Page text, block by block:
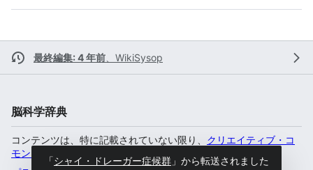
最終編集: 4 年前 WikiSysop
脳科学辞典
コンテンツは、特に記載されていない限り、 クリエイティブ・コ
モンズ 表示-非営利-継承 4.0 国際
「シャイ・ドレーガー症候群」から転送されました